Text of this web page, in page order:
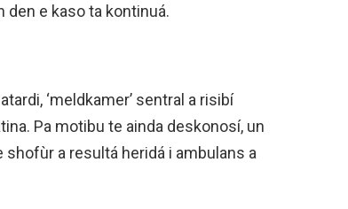
den e kaso ta kontinuá.
‘meldkamer’ sentral a risibí
Pa motibu te ainda deskonosí, un
shofùr a resultá heridá i ambulans a